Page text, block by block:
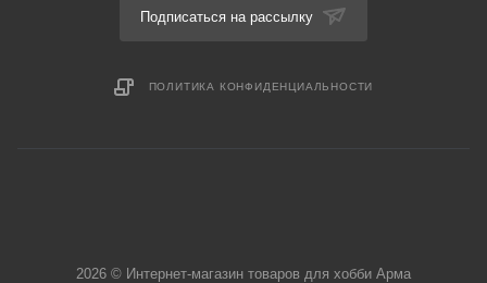
Подписаться на рассылку
ПОЛИТИКА КОНФИДЕНЦИАЛЬНОСТИ
2026 © Интернет-магазин товаров для хобби Арма